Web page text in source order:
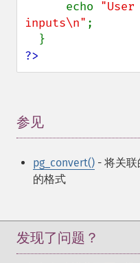
      echo
"User
inputs\n" ;
?>
参见
pg_convert() - 将关联
的格式
发现了问题？